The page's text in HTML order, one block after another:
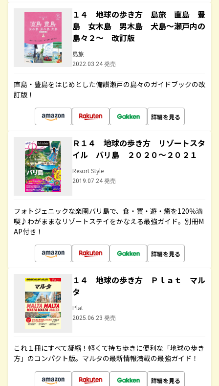
１４ 地球の歩き方 島旅 直島 豊
島 女木島 男木島 犬島～瀬戸内の
島々２～ 改訂版
島旅
2022.03.24 発売
直島・豊島をはじめとした備讃瀬戸の島々のガイドブックの改
訂版！
詳細を見る
Ｒ１４ 地球の歩き方 リゾートスタ
イル バリ島 ２０２０～２０２１
Resort Style
2019.07.24 発売
フォトジェニックな楽園バリ島で、食・買・遊・癒を120％満
喫♪わがままなリゾートステイをかなえる最強ガイド。別冊M
AP付き！
詳細を見る
１４ 地球の歩き方 Ｐｌａｔ マル
タ
Plat
2025.06.23 発売
これ１冊にすべて凝縮！軽くて持ち歩きに便利な「地球の歩き
方」のコンパクト版。マルタの最新情報満載の最強ガイド！
詳細を見る